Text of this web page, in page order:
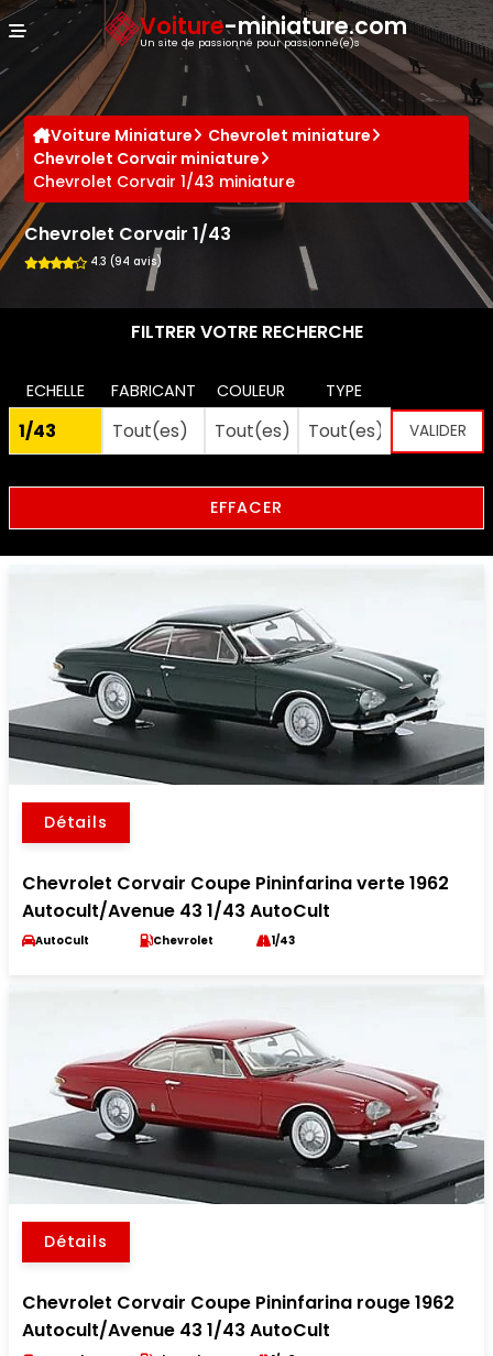
Voiture-miniature.com
Un site de passionné pour passionné(e)s
Voiture Miniature
Chevrolet miniature
Chevrolet Corvair miniature
Chevrolet Corvair 1/43 miniature
Chevrolet Corvair 1/43
4.3 (94 avis)
FILTRER VOTRE RECHERCHE
ECHELLE FABRICANT COULEUR TYPE
EFFACER
Détails
Chevrolet Corvair Coupe Pininfarina verte 1962
Autocult/Avenue 43 1/43 AutoCult
AutoCult Chevrolet 1/43
Détails
Chevrolet Corvair Coupe Pininfarina rouge 1962
Autocult/Avenue 43 1/43 AutoCult
Panneau de gestion des cookies